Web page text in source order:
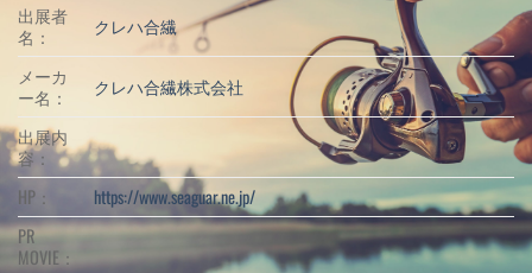
出展者
名：
クレハ合繊
メーカ
ー名：
クレハ合繊株式会社
出展内
容：
HP：
https://www.seaguar.ne.jp/
PR
MOVIE：